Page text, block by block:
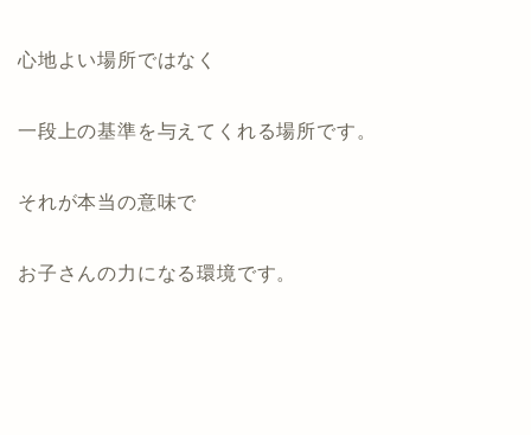
心地よい場所ではなく
一段上の基準を与えてくれる場所です。
それが本当の意味で
お子さんの力になる環境です。